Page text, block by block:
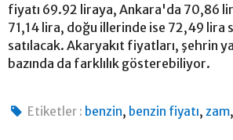
fiyatı 69.92 liraya, Ankara'da 70,86
71,14 lira, doğu illerinde ise 72,49 lira
satılacak. Akaryakıt fiyatları, şehrin
bazında da farklılık gösterebiliyor.
Etiketler : benzin, benzin fiyatı, zam,